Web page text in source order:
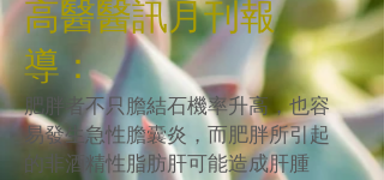
高醫醫訊月刊報
導：
肥胖者不只膽結石機率升高，也容
易發生急性膽囊炎，而肥胖所引起
的非酒精性脂肪肝可能造成肝腫